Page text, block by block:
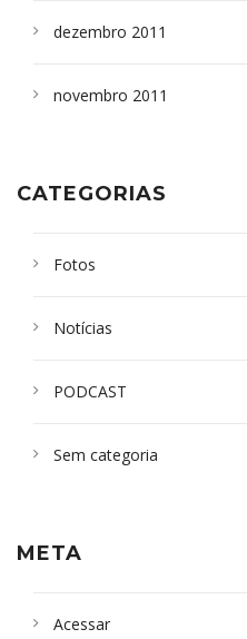
dezembro 2011
novembro 2011
CATEGORIAS
Fotos
Notícias
PODCAST
Sem categoria
META
Acessar